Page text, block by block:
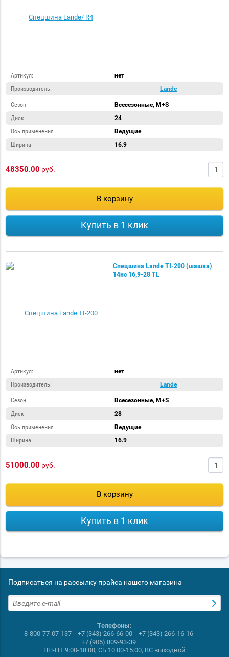
Грузовые
шины
Грузовые
шины
Грузовые
Volex
JCB
Артикул:
нет
Производитель:
Lande
Сезон
Всесезонные, M+S
Диск
24
Ось применения
Ведущие
Ширина
16.9
48350.00 руб.
В корзину
Купить в 1 клик
Спецшина Lande TI-200 (шашка)
14нс 16,9-28 TL
Артикул:
нет
Производитель:
Lande
Сезон
Всесезонные, M+S
Диск
28
Ось применения
Ведущие
Ширина
16.9
51000.00 руб.
В корзину
Купить в 1 клик
Подписаться на рассылку прайса нашего магазина
Телефоны:
8-800-77-07-137
+7 (343) 266-66-00
+7 (343) 266-16-16
+7 (905) 809-93-39
ПН-ПТ 9:00-18:00, СБ 10:00-15:00, ВС выходной